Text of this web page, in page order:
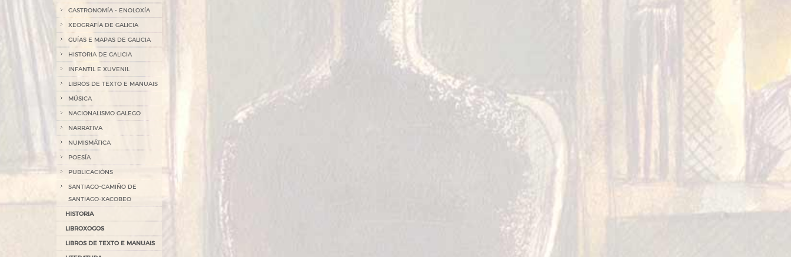
GASTRONOMÍA - ENOLOXÍA
XEOGRAFÍA DE GALICIA
GUÍAS E MAPAS DE GALICIA
HISTORIA DE GALICIA
INFANTIL E XUVENIL
LIBROS DE TEXTO E MANUAIS
MÚSICA
NACIONALISMO GALEGO
NARRATIVA
NUMISMÁTICA
POESÍA
PUBLICACIÓNS
SANTIAGO-CAMIÑO DE
SANTIAGO-XACOBEO
HISTORIA
LIBROXOGOS
LIBROS DE TEXTO E MANUAIS